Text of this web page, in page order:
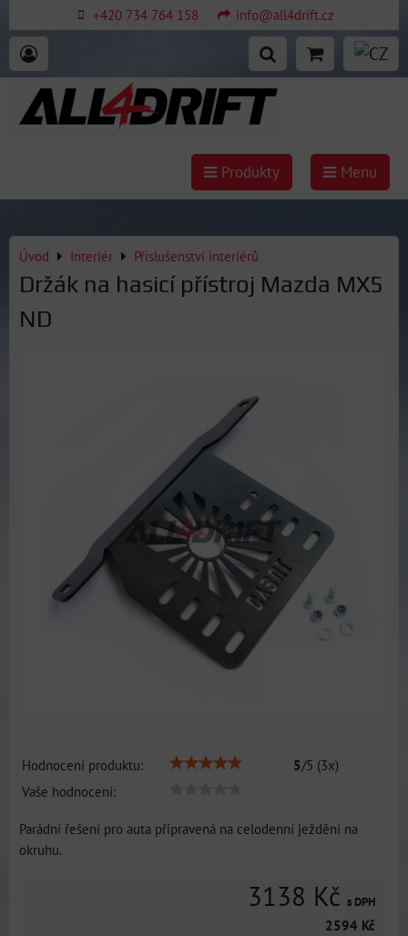
+420 734 764 158 info@all4drift.cz
Produkty Menu
Úvod Interiér Příslušenství interiérů
Držák na hasicí přístroj Mazda MX5
ND
Hodnocení produktu: 5/5 (3x)
Vaše hodnocení:
Parádní řešení pro auta připravená na celodenní ježdění na
okruhu.
3138 Kč s DPH
2594 Kč